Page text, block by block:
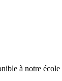
à notre école